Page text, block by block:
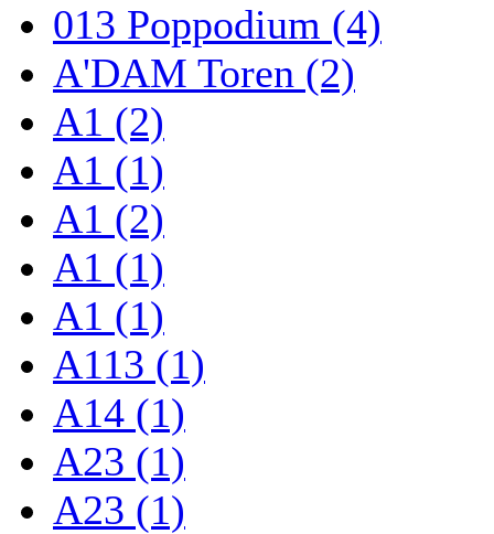
013 Poppodium (4)
A'DAM Toren (2)
A1 (2)
A1 (1)
A1 (2)
A1 (1)
A1 (1)
A113 (1)
A14 (1)
A23 (1)
A23 (1)